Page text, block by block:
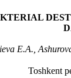
E.A.,
Toshkent